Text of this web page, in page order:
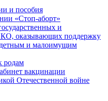
и пособия
«Стоп-аборт»
и
оказывающих поддержку
и малоимущим
родам
вакцинации